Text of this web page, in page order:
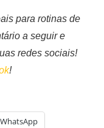
para rotinas de
a seguir e
redes sociais!
!
WhatsApp